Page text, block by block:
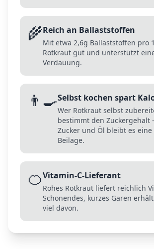
🌾Reich an Ballaststoffen
Mit etwa 2,6g Ballaststoffen pro
Rotkraut gut und unterstützt
Verdauung.
👨‍🍳Selbst kochen spart
Wer Rotkraut selbst
bestimmt den Zuckergehalt
Zucker und Öl bleibt es eine
Beilage.
🍊Vitamin-C-Lieferant
Rohes Rotkraut liefert reichlich
Schonendes, kurzes Garen
viel davon.